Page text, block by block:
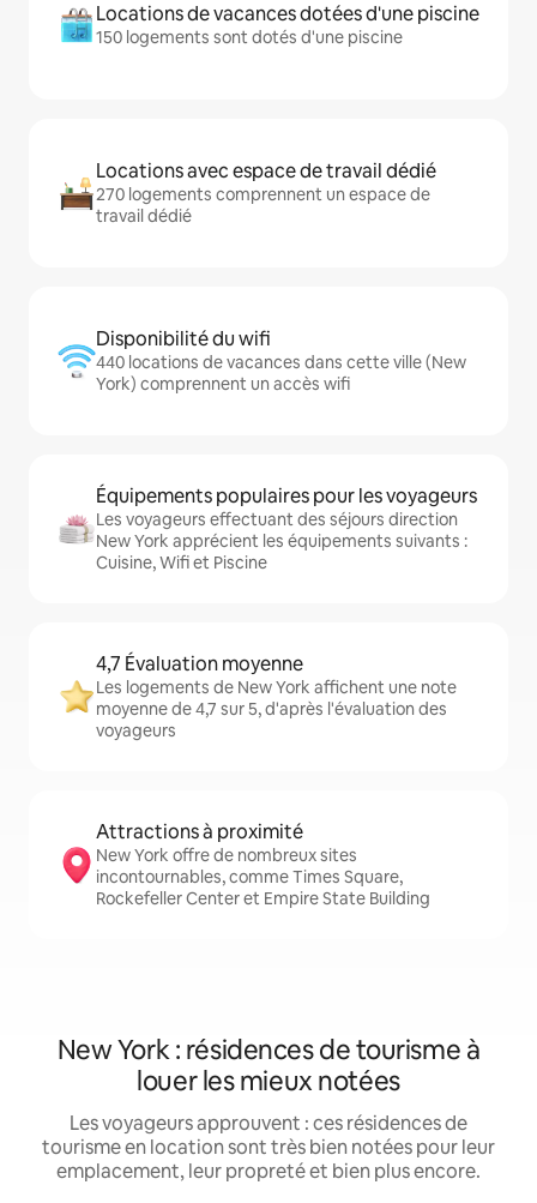
Locations de vacances dotées d'une piscine
150 logements sont dotés d'une piscine
Locations avec espace de travail dédié
270 logements comprennent un espace de
travail dédié
Disponibilité du wifi
440 locations de vacances dans cette ville (New
York) comprennent un accès wifi
Équipements populaires pour les voyageurs
Les voyageurs effectuant des séjours direction
New York apprécient les équipements suivants :
Cuisine, Wifi et Piscine
4,7 Évaluation moyenne
Les logements de New York affichent une note
moyenne de 4,7 sur 5, d'après l'évaluation des
voyageurs
Attractions à proximité
New York offre de nombreux sites
incontournables, comme Times Square,
Rockefeller Center et Empire State Building
New York : résidences de tourisme à
louer les mieux notées
Les voyageurs approuvent : ces résidences de
tourisme en location sont très bien notées pour leur
emplacement, leur propreté et bien plus encore.